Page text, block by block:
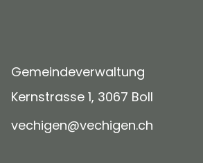
Gemeindeverwaltung
Kernstrasse 1, 3067 Boll
v ch g n v ch g n ch